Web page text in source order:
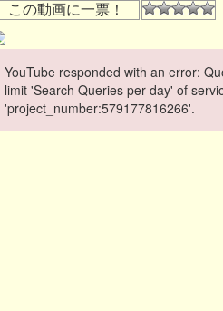
この動画に一票！
YouTube responded with an error:
limit 'Search Queries per day' of
'project_number:579177816266'.